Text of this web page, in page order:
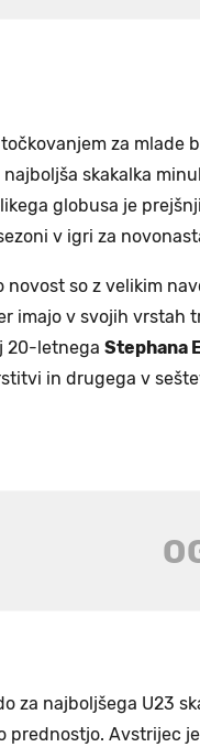
za mlade
skakalka
globusa je
v igri za
novost so z velikim
imajo v svojih vrstah
20-letnega Stephana
in drugega v
za najboljšega U23
prednostjo. Avstrijec